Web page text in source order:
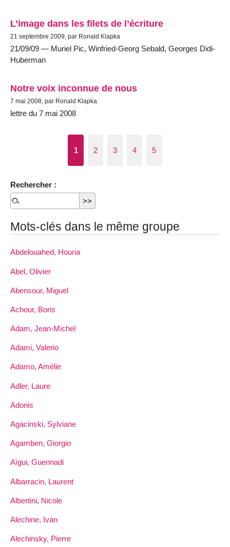
L’image dans les filets de l’écriture
21 septembre 2009, par Ronald Klapka
21/09/09 — Muriel Pic, Winfried-Georg Sebald, Georges Didi-
Huberman
Notre voix inconnue de nous
7 mai 2008, par Ronald Klapka
lettre du 7 mai 2008
1 2 3 4 5
Rechercher :
Mots-clés dans le même groupe
Abdelouahed, Houria
Abel, Olivier
Abensour, Miguel
Achour, Boris
Adam, Jean-Michel
Adami, Valerio
Adamo, Amélie
Adler, Laure
Adonis
Agacinski, Sylviane
Agamben, Giorgio
Aïgui, Guennadi
Albarracin, Laurent
Albertini, Nicole
Alechine, Ivan
Alechinsky, Pierre